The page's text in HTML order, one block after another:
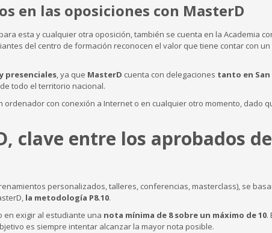
en las oposiciones con MasterD
esta y cualquier otra oposición, también se cuenta en la Academia
del centro de formación reconocen el valor que tiene contar con un
presenciales, ya que MasterD cuenta con delegaciones tanto en San
todo el territorio nacional.
con conexión a Internet o en cualquier otro momento, dado
clave entre los aprobados de
personalizados, talleres, conferencias, masterclass), se
la metodología P8.10.
en exigir al estudiante una nota mínima de 8 sobre un máximo de 10.
es siempre intentar alcanzar la mayor nota posible.